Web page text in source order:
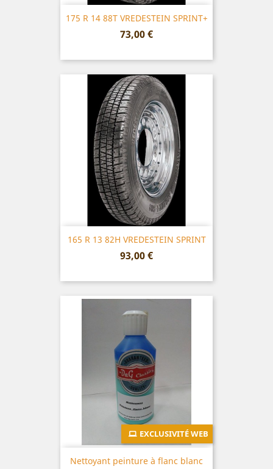
175 R 14 88T VREDESTEIN SPRINT+
Prix
73,00 €
165 R 13 82H VREDESTEIN SPRINT
Prix
93,00 €
Nettoyant peinture à flanc blanc
EXCLUSIVITÉ WEB